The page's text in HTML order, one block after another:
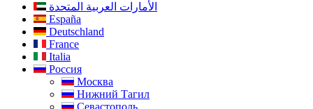
الأمارات العربية المتحدة
España
Deutschland
France
Italia
Россия
Москва
Нижний Тагил
Севастополь